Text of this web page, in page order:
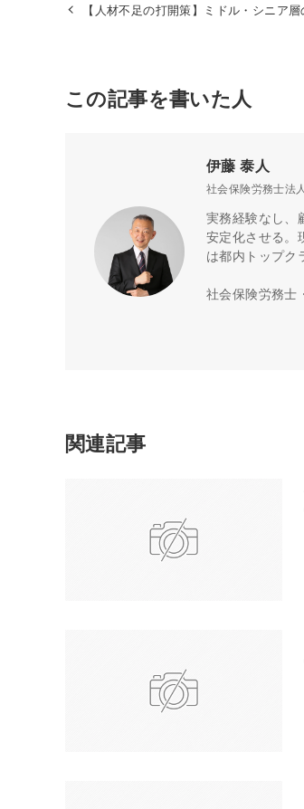
【人材不足の打開策】ミドル・シニア
この記事を書いた人
伊藤 泰人
社会保険労務士法
実務経験なし、
安定化させる。
は都内トップク
社会保険労務士
関連記事